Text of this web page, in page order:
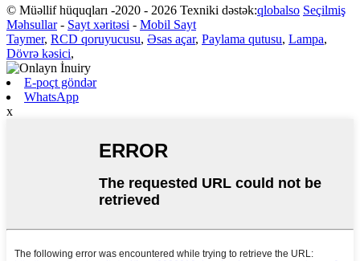
© Müəllif hüquqları -2020 - 2026 Texniki dəstək:qlobalso Seçilmiş
Məhsullar- Sayt xəritəsi - Mobil Sayt
Taymer, RCD qoruyucusu, Əsas açar, Paylama qutusu, Lampa,
Dövrə kəsici,
E-poçt göndər
WhatsApp
x